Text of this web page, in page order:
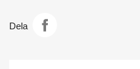
Dela